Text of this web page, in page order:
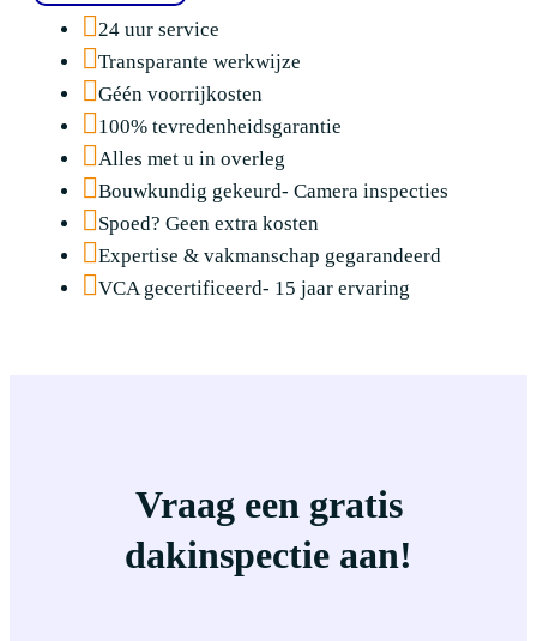
24 uur service
Transparante werkwijze
Géén voorrijkosten
100% tevredenheidsgarantie
Alles met u in overleg
Bouwkundig gekeurd- Camera inspecties
Spoed? Geen extra kosten
Expertise & vakmanschap gegarandeerd
VCA gecertificeerd- 15 jaar ervaring
Vraag een gratis
dakinspectie aan!